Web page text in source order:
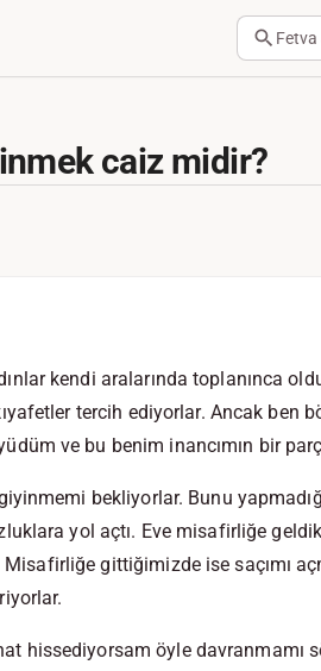
caiz midir?
kendi aralarında toplanınca
tercih ediyorlar. Ancak ben
ve bu benim inancımın bir
bekliyorlar. Bunu
yol açtı. Eve misafirliğe
gittiğimizde ise saçımı
hissediyorsam öyle davranmamı